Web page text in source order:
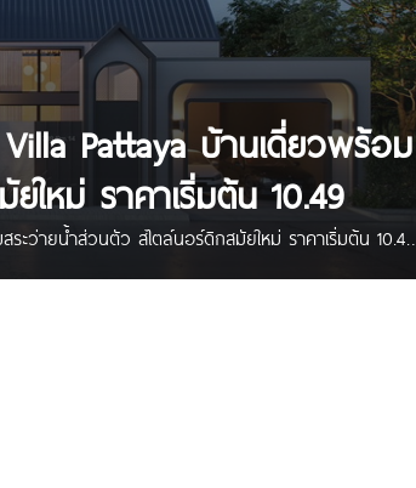
Pattaya บ้านเดี่ยวพร้อม
ใหม่ ราคาเริ่มต้น 10.49
ะว่ายน้ำส่วนตัว สไตล์นอร์ดิกสมัยใหม่ ราคาเริ่มต้น 10.49